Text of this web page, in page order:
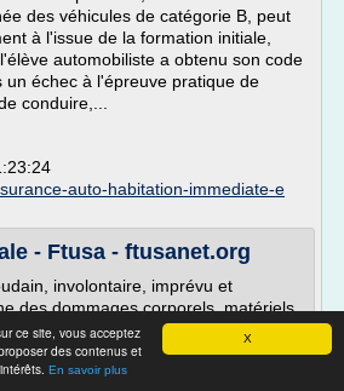
X
ce site, vous acceptez
des contenus et
En savoir plus
des véhicules de catégorie B, peut
à l'issue de la formation initiale,
automobiliste a obtenu son code
un échec à l'épreuve pratique de
conduire,...
auto-habitation-immediate-e
- Ftusa - ftusanet.org
involontaire, imprévu et
des dommages corporels, matériels